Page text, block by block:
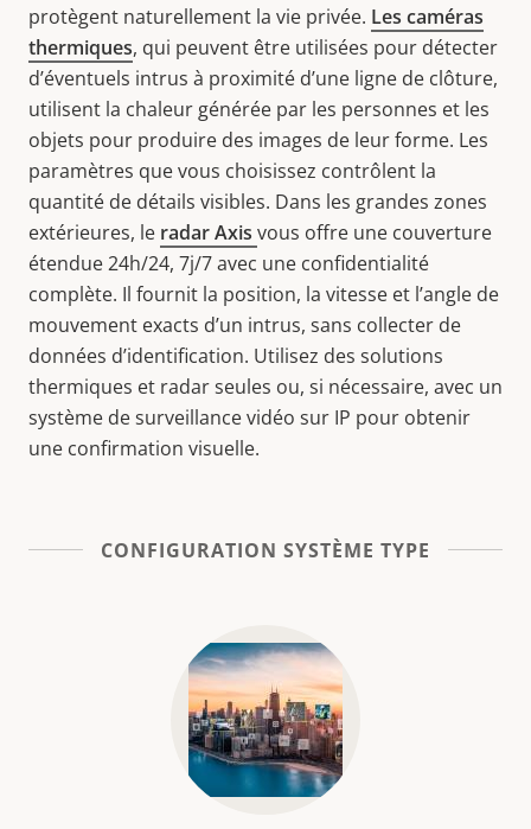
protègent naturellement la vie privée. Les caméras
thermiques, qui peuvent être utilisées pour détecter
d’éventuels intrus à proximité d’une ligne de clôture,
utilisent la chaleur générée par les personnes et les
objets pour produire des images de leur forme. Les
paramètres que vous choisissez contrôlent la
quantité de détails visibles. Dans les grandes zones
extérieures, le radar Axis vous offre une couverture
étendue 24h/24, 7j/7 avec une confidentialité
complète. Il fournit la position, la vitesse et l’angle de
mouvement exacts d’un intrus, sans collecter de
données d’identification. Utilisez des solutions
thermiques et radar seules ou, si nécessaire, avec un
système de surveillance vidéo sur IP pour obtenir
une confirmation visuelle.
CONFIGURATION SYSTÈME TYPE